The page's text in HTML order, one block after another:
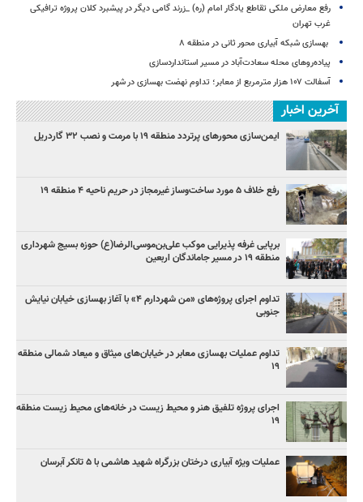
رفع معارض ملکی تقاطع یادگار امام (ره) _زرند گامی دیگر در پیشبرد کلان پروژه‌ ترافیکی
غرب تهران
بهسازی شبکه آبیاری محور ثانی در منطقه ۸
پیاده‌روهای محله سعادت‌آباد در مسیر استانداردسازی
آسفالت ۱۰۷ هزار مترمربع از معابر؛ تداوم نهضت بهسازی در شهر
آخرین اخبار
ایمن‌سازی محورهای پرتردد منطقه ۱۹ با مرمت و نصب ۳۲ گاردریل
رفع خلاف ۵ مورد ساخت‌وساز غیرمجاز در حریم ناحیه ۴ منطقه ۱۹
برپایی غرفه پذیرایی موکب علی‌بن‌موسی‌الرضا(ع) حوزه بسیج شهرداری
منطقه ۱۹ در مسیر جاماندگان اربعین
تداوم اجرای پروژه‌های «من شهردارم ۴» با آغاز بهسازی خیابان نیایش
جنوبی
تداوم عملیات بهسازی معابر در خیابان‌های میثاق و میعاد شمالی منطقه
۱۹
اجرای پروژه تلفیق هنر و محیط زیست در خانه‌های محیط زیست منطقه
۱۹
عملیات ویژه آبیاری درختان بزرگراه شهید هاشمی با ۵ تانکر آبرسان